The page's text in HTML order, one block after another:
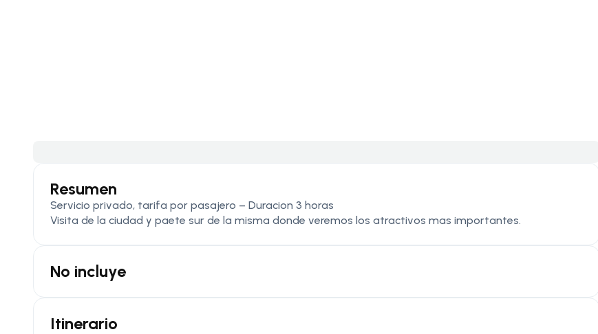
Resumen
Servicio privado, tarifa por pasajero – Duracion 3 horas
Visita de la ciudad y paete sur de la misma donde veremos los atractivos mas importantes.
No incluye
Itinerario